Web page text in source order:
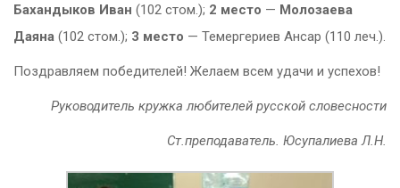
Бахандыков Иван (102 стом.); 2 место — Молозаева
Даяна (102 стом.); 3 место — Темергериев Ансар (110 леч.).
Поздравляем победителей! Желаем всем удачи и успехов!
Руководитель кружка любителей русской словесности
Ст.преподаватель. Юсупалиева Л.Н.